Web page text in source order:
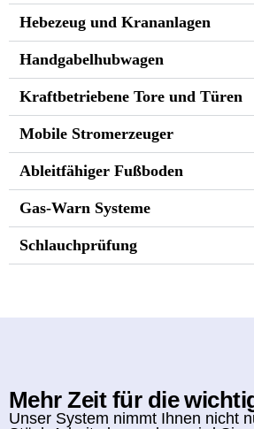
Hebezeug und Krananlagen
Handgabelhubwagen
Kraftbetriebene Tore und Türen
Mobile Stromerzeuger
Ableitfähiger Fußboden
Gas-Warn Systeme
Schlauchprüfung
Mehr Zeit für die
Unser System nimmt Ihnen nicht